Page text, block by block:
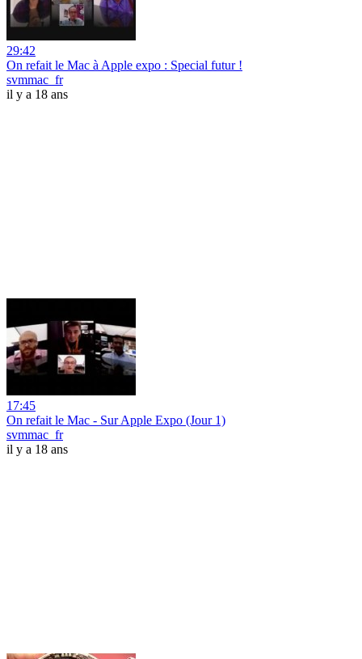
29:42
On refait le Mac à Apple expo : Special futur !
svmmac_fr
il y a 18 ans
17:45
On refait le Mac - Sur Apple Expo (Jour 1)
svmmac_fr
il y a 18 ans